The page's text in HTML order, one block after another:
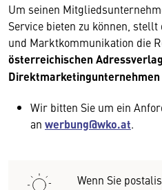
Um seinen
Service bieten zu können,
und Marktkommunikation die
österreichischen
Wir bitten Sie um ein
an werbung@wko.at.
Wenn Sie